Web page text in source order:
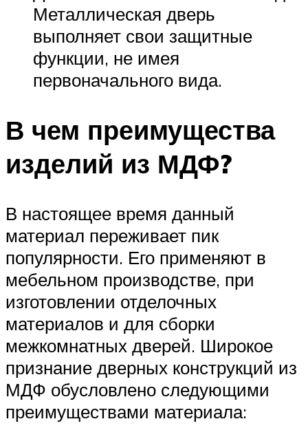
Металлическая дверь
выполняет свои защитные
функции, не имея
первоначального вида.
В чем преимущества
изделий из МДФ?
В настоящее время данный
материал переживает пик
популярности. Его применяют в
мебельном производстве, при
изготовлении отделочных
материалов и для сборки
межкомнатных дверей. Широкое
признание дверных конструкций из
МДФ обусловлено следующими
преимуществами материала: